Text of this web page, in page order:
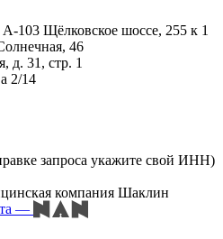
103 Щёлковское шоссе, 255 к 1
46
д. 31, стр. 1
2/14
запроса укажите свой ИНН)
компания Шаклин
—